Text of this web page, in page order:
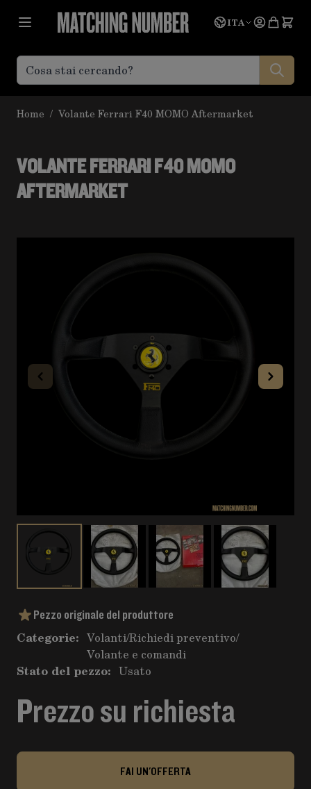
Lingua
ITA
Home / Volante Ferrari F40 MOMO Aftermarket
VOLANTE FERRARI F40 MOMO
AFTERMARKET
Pezzo originale del produttore
Categorie: Volanti/Richiedi preventivo/
Volante e comandi
Stato del pezzo: Usato
Prezzo su richiesta
FAI UN'OFFERTA